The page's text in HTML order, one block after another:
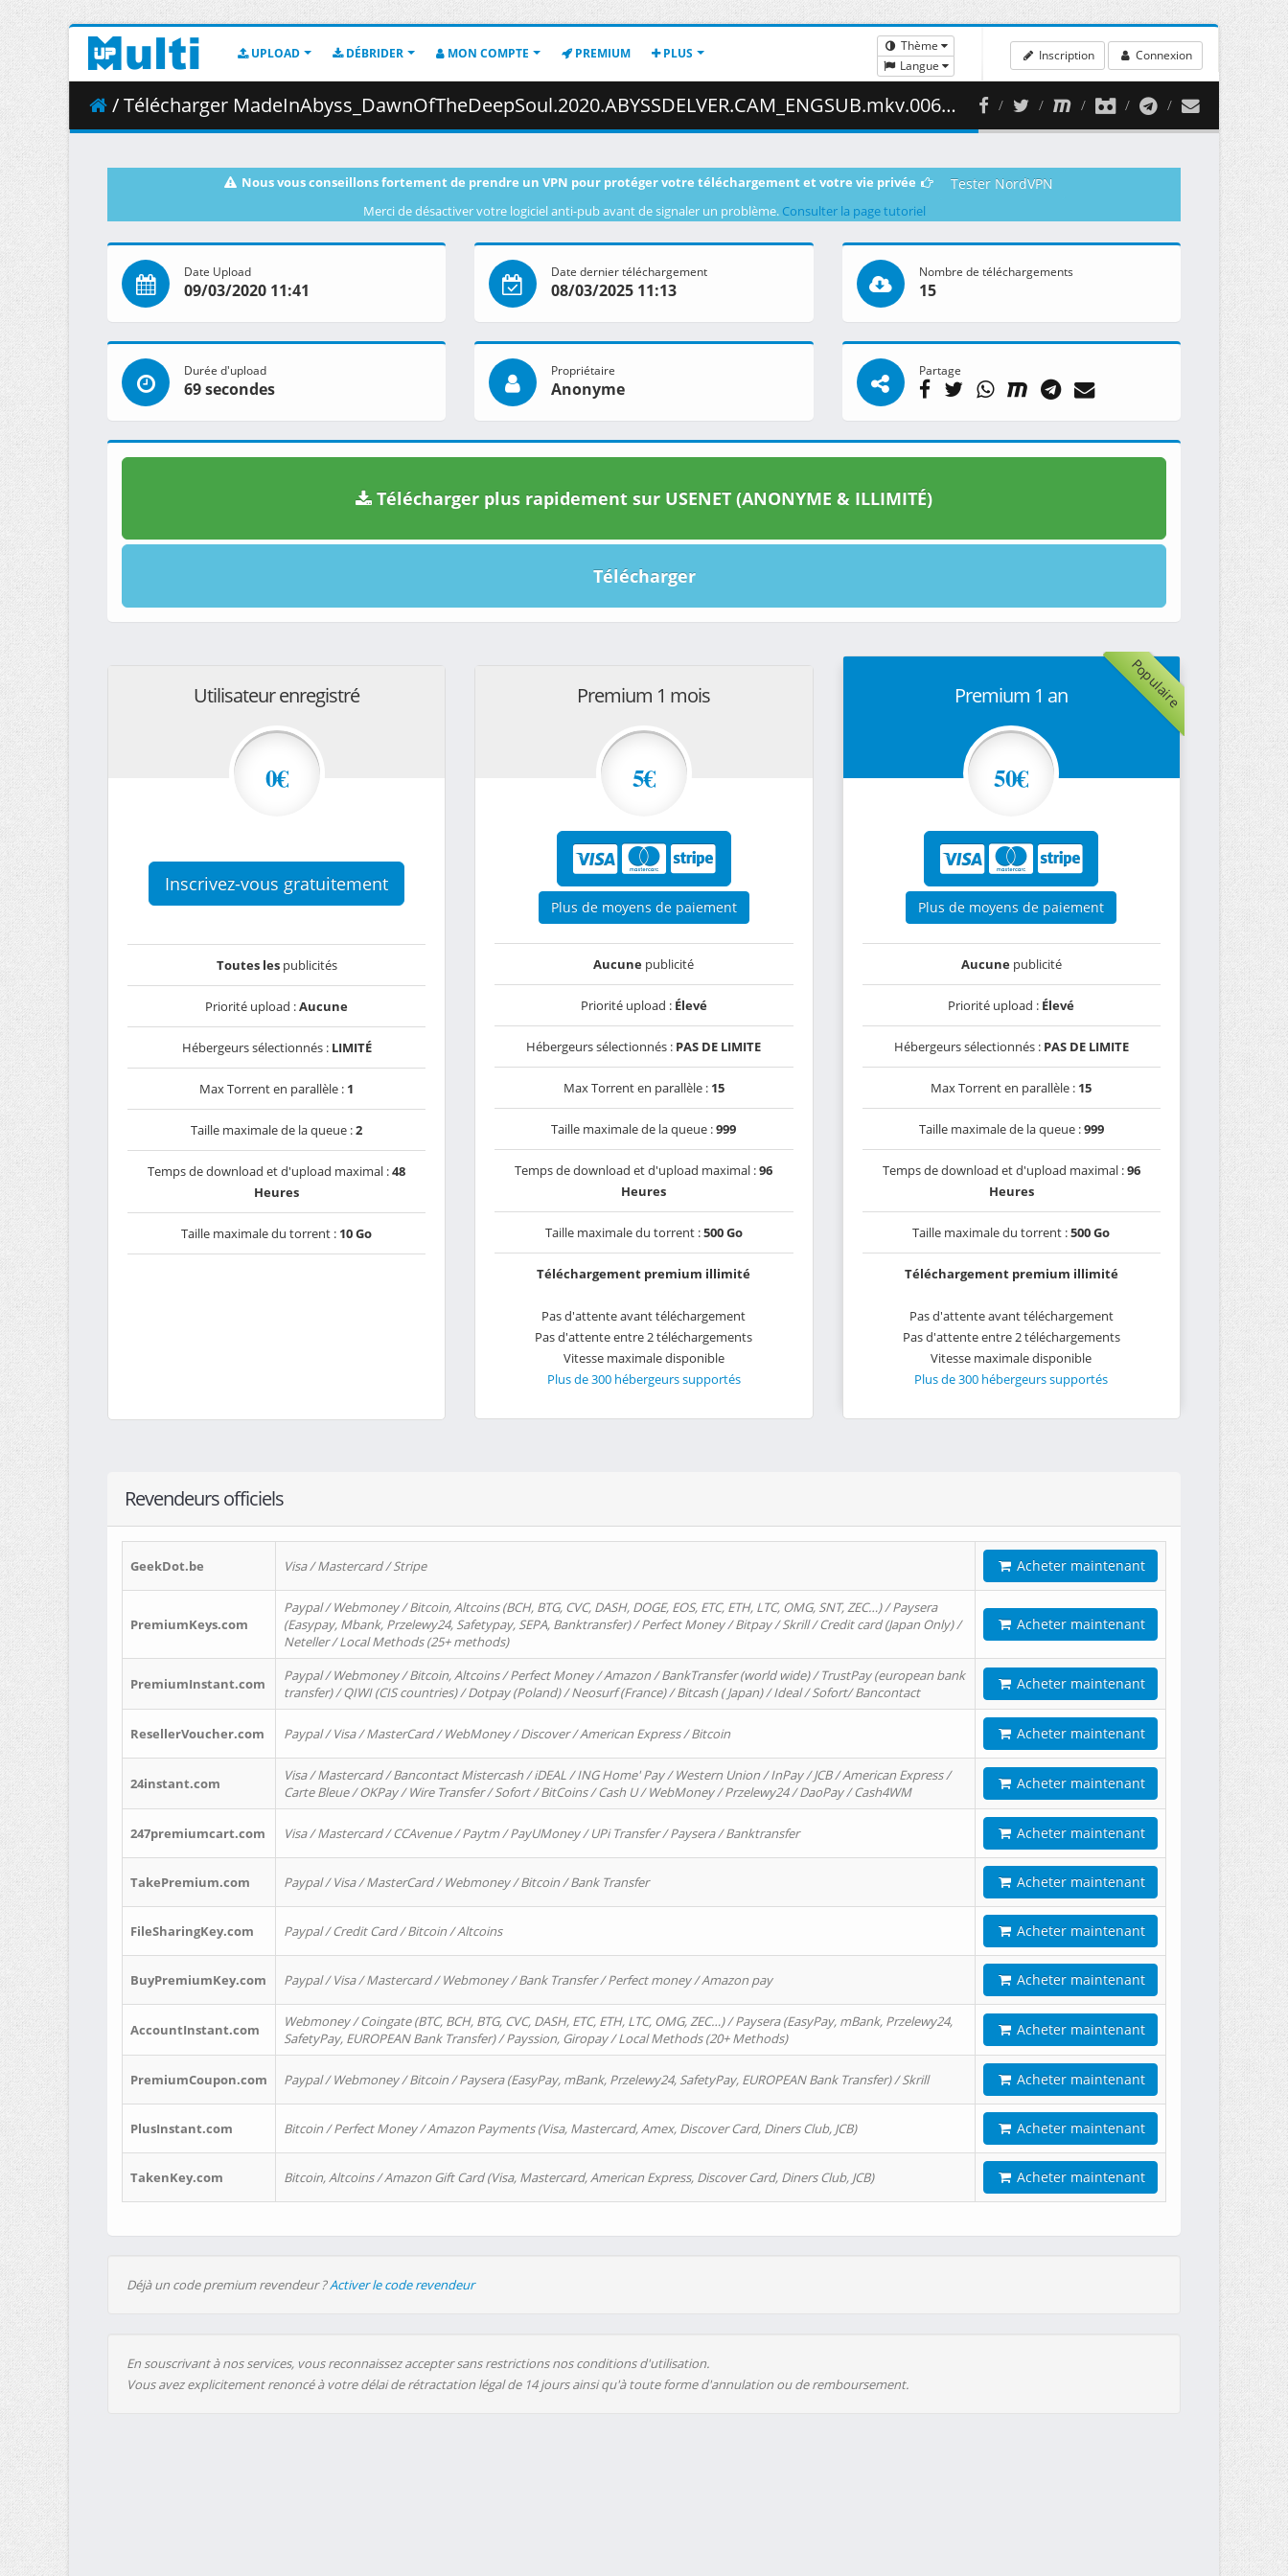
UPLOAD DÉBRIDER MON COMPTE PREMIUM PLUS
Thème
Langue
Inscription Connexion
/ Télécharger MadeInAbyss_DawnOfTheDeepSoul.2020.ABYSSDELVER.CAM_ENGSUB.mkv.006 ( 444.32 MB )
Nous vous conseillons fortement de prendre un VPN pour protéger votre téléchargement et votre vie privée Tester NordVPN
Merci de désactiver votre logiciel anti-pub avant de signaler un problème. Consulter la page tutoriel
Date Upload
09/03/2020 11:41
Date dernier téléchargement
08/03/2025 11:13
Nombre de téléchargements
15
Durée d'upload
69 secondes
Propriétaire
Anonyme
Partage
Télécharger plus rapidement sur USENET (ANONYME & ILLIMITÉ)
Télécharger
Utilisateur enregistré
0€
Inscrivez-vous gratuitement
Toutes lespublicités
Priorité upload :Aucune
Hébergeurs sélectionnés : LIMITÉ
Max Torrent en parallèle : 1
Taille maximale de la queue :2
Temps de download et d'upload maximal :48
Heures
Taille maximale du torrent : 10 Go
Premium 1 mois
5€
Plus de moyens de paiement
Aucune publicité
Priorité upload : Élevé
Hébergeurs sélectionnés : PAS DE LIMITE
Max Torrent en parallèle : 15
Taille maximale de la queue :999
Temps de download et d'upload maximal :96
Heures
Taille maximale du torrent :500 Go
Téléchargement premium illimité
Pas d'attente avant téléchargement
Pas d'attente entre 2 téléchargements
Vitesse maximale disponible
Plus de 300 hébergeurs supportés
Populaire
Premium 1 an
50€
Plus de moyens de paiement
Aucunepublicité
Priorité upload : Élevé
Hébergeurs sélectionnés : PAS DE LIMITE
Max Torrent en parallèle : 15
Taille maximale de la queue :999
Temps de download et d'upload maximal :96
Heures
Taille maximale du torrent :500 Go
Téléchargement premium illimité
Pas d'attente avant téléchargement
Pas d'attente entre 2 téléchargements
Vitesse maximale disponible
Plus de 300 hébergeurs supportés
Revendeurs officiels
GeekDot.be Visa / Mastercard / Stripe Acheter maintenant
PremiumKeys.com
Paypal / Webmoney / Bitcoin, Altcoins (BCH, BTG, CVC, DASH, DOGE, EOS, ETC, ETH, LTC, OMG, SNT, ZEC…) / Paysera
(Easypay, Mbank, Przelewy24, Safetypay, SEPA, Banktransfer) / Perfect Money / Bitpay / Skrill / Credit card (Japan Only) /
Neteller / Local Methods (25+ methods)
Acheter maintenant
PremiumInstant.com
Paypal / Webmoney / Bitcoin, Altcoins / Perfect Money / Amazon / BankTransfer (world wide) / TrustPay (european bank
transfer) / QIWI (CIS countries) / Dotpay (Poland) / Neosurf (France) / Bitcash ( Japan) / Ideal / Sofort/ Bancontact
Acheter maintenant
ResellerVoucher.com Paypal / Visa / MasterCard / WebMoney / Discover / American Express / Bitcoin Acheter maintenant
24instant.com
Visa / Mastercard / Bancontact Mistercash / iDEAL / ING Home' Pay / Western Union / InPay / JCB / American Express /
Carte Bleue / OKPay / Wire Transfer / Sofort / BitCoins / Cash U / WebMoney / Przelewy24 / DaoPay / Cash4WM
Acheter maintenant
247premiumcart.com Visa / Mastercard / CCAvenue / Paytm / PayUMoney / UPi Transfer / Paysera / Banktransfer Acheter maintenant
TakePremium.com Paypal / Visa / MasterCard / Webmoney / Bitcoin / Bank Transfer Acheter maintenant
FileSharingKey.com Paypal / Credit Card / Bitcoin / Altcoins Acheter maintenant
BuyPremiumKey.com Paypal / Visa / Mastercard / Webmoney / Bank Transfer / Perfect money / Amazon pay Acheter maintenant
AccountInstant.com
Webmoney / Coingate (BTC, BCH, BTG, CVC, DASH, ETC, ETH, LTC, OMG, ZEC…) / Paysera (EasyPay, mBank, Przelewy24,
SafetyPay, EUROPEAN Bank Transfer) / Payssion, Giropay / Local Methods (20+ Methods)
Acheter maintenant
PremiumCoupon.com Paypal / Webmoney / Bitcoin / Paysera (EasyPay, mBank, Przelewy24, SafetyPay, EUROPEAN Bank Transfer) / Skrill Acheter maintenant
PlusInstant.com Bitcoin / Perfect Money / Amazon Payments (Visa, Mastercard, Amex, Discover Card, Diners Club, JCB) Acheter maintenant
TakenKey.com Bitcoin, Altcoins / Amazon Gift Card (Visa, Mastercard, American Express, Discover Card, Diners Club, JCB) Acheter maintenant
Déjà un code premium revendeur ?Activer le code revendeur
En souscrivant à nos services, vous reconnaissez accepter sans restrictions nos conditions d'utilisation.
Vous avez explicitement renoncé à votre délai de rétractation légal de 14 jours ainsi qu'à toute forme d'annulation ou de remboursement.